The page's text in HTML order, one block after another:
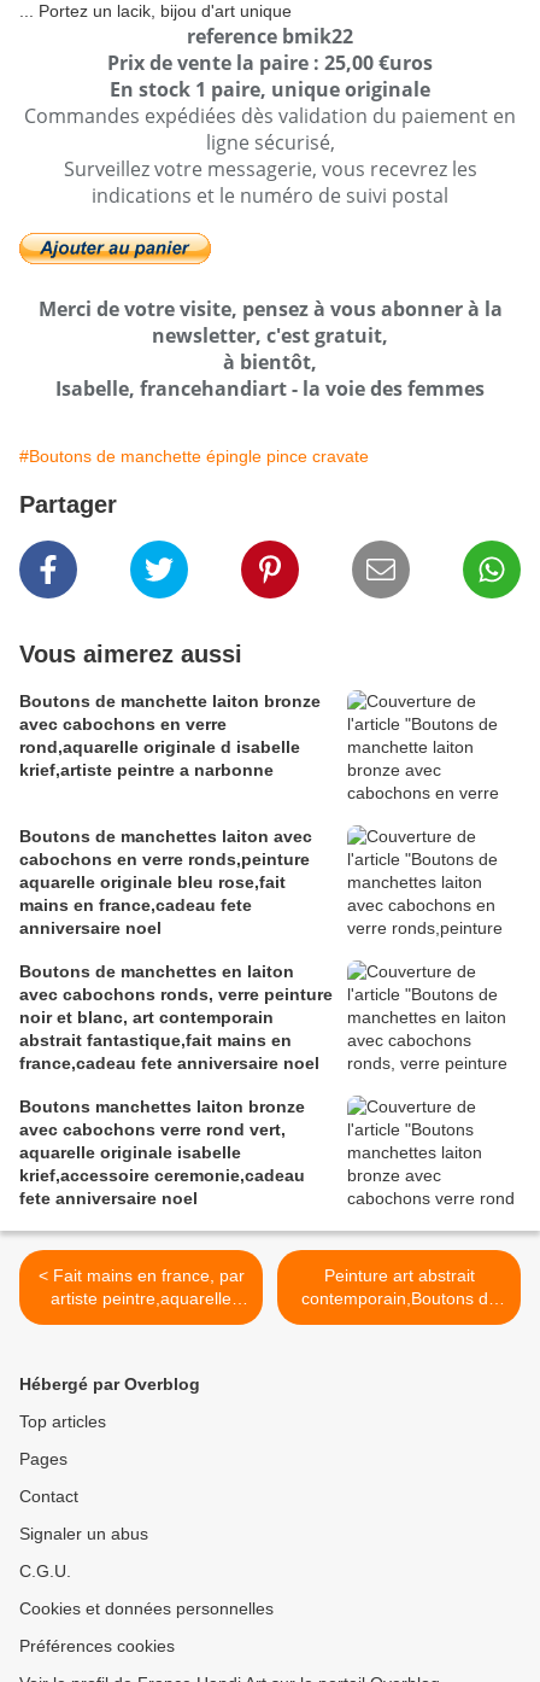
... Portez un lacik, bijou d'art unique
reference bmik22
Prix de vente la paire : 25,00 €uros
En stock 1 paire, unique originale
Commandes expédiées dès validation du paiement en
ligne sécurisé,
Surveillez votre messagerie, vous recevrez les
indications et le numéro de suivi postal
Merci de votre visite, pensez à vous abonner à la
newsletter, c'est gratuit,
à bientôt,
Isabelle, francehandiart - la voie des femmes
#Boutons de manchette épingle pince cravate
Partager
Vous aimerez aussi
Boutons de manchette laiton bronze
avec cabochons en verre
rond,aquarelle originale d isabelle
krief,artiste peintre a narbonne
Boutons de manchettes laiton avec
cabochons en verre ronds,peinture
aquarelle originale bleu rose,fait
mains en france,cadeau fete
anniversaire noel
Boutons de manchettes en laiton
avec cabochons ronds, verre peinture
noir et blanc, art contemporain
abstrait fantastique,fait mains en
france,cadeau fete anniversaire noel
Boutons manchettes laiton bronze
avec cabochons verre rond vert,
aquarelle originale isabelle
krief,accessoire ceremonie,cadeau
fete anniversaire noel
< Fait mains en france, par
artiste peintre,aquarelle
originale isabelle k,rose
cabochons ronds 14mm,
boho bobo fantastique,
nouveau, baroque victorien
anniversaire,accessoire
costume cravate
Peinture art abstrait
contemporain,Boutons de
manchettes carres
Hébergé par Overblog
Top articles
Pages
Contact
Signaler un abus
C.G.U.
Cookies et données personnelles
Préférences cookies